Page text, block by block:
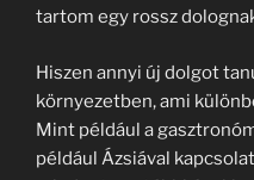
tartom egy rossz
Hiszen annyi új dolgot
környezetben, ami
Mint például a
például Ázsiával